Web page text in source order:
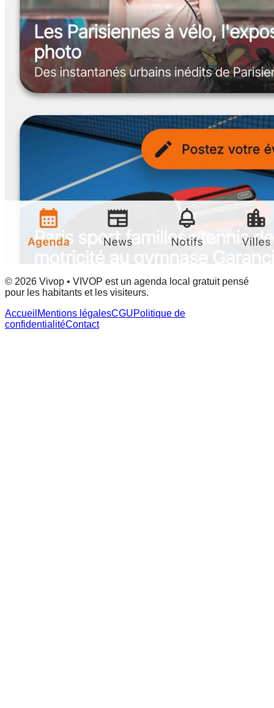
© 2026 Vivop • VIVOP est un agenda local gratuit pensé
pour les habitants et les visiteurs.
Accueil Mentions légalesCGUPolitique de
confidentialitéContact